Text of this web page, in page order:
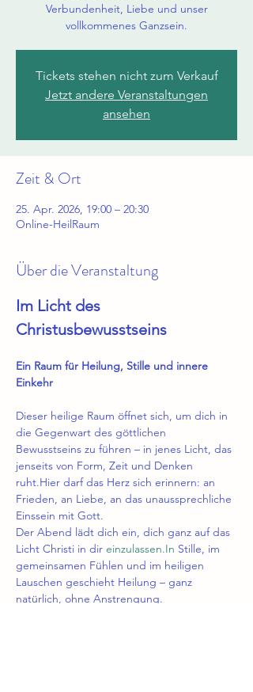
Verbundenheit, Liebe und unser
vollkommenes Ganzsein.
Tickets stehen nicht zum Verkauf
Jetzt andere Veranstaltungen
ansehen
Zeit & Ort
25. Apr. 2026, 19:00 – 20:30
Online-HeilRaum
Über die Veranstaltung
Im Licht des
Christusbewusstseins
Ein Raum für Heilung, Stille und innere
Einkehr
Dieser heilige Raum öffnet sich, um dich in
die Gegenwart des göttlichen
Bewusstseins zu führen – in jenes Licht, das
jenseits von Form, Zeit und Denken
ruht.Hier darf das Herz sich erinnern: an
Frieden, an Liebe, an das unaussprechliche
Einssein mit Gott.
Der Abend lädt dich ein, dich ganz auf das
Licht Christi in dir einzulassen.In Stille, im
gemeinsamen Fühlen und im heiligen
Lauschen geschieht Heilung – ganz
natürlich, ohne Anstrengung.